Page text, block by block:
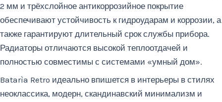
2 мм и трёхслойное антикоррозийное покрытие
обеспечивают устойчивость к гидроударам и коррозии, а
также гарантируют длительный срок службы прибора.
Радиаторы отличаются высокой теплоотдачей и
полностью совместимы с системами «умный дом».
Batarìa Retro идеально впишется в интерьеры в стилях
неоклассика, модерн, скандинавский минимализм и